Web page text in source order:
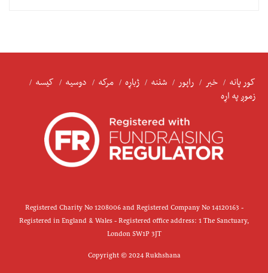
کور پانه خبر راپور شننه ژباړه مرکه دوسیه
کیسه
زموږ په اړه
Registered Charity No 1208006 and Registered Company No 14120163 -
Registered in England & Wales - Registered office address: 1 The Sanctuary,
London SW1P 3JT
Copyright © 2024 Rukhshana